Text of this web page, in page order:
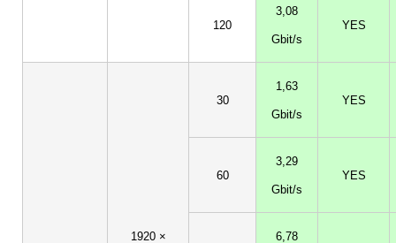
120
3,08
Gbit/s
YES
1920 ×
30
1,63
Gbit/s
YES
60
3,29
Gbit/s
YES
6,78